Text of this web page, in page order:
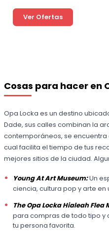
Ver Ofertas
Cosas para hacer en
Opa Locka es un destino
Dade, sus calles combinan la
contemporáneos, se encuentra
cual facilita el tiempo de tus
mejores sitios de la ciudad.
Young At Art Museum:Un
ciencia, cultura pop y arte en
The Opa Locka Hialeah Flea
para compras de todo tipo y
tu persona favorita.